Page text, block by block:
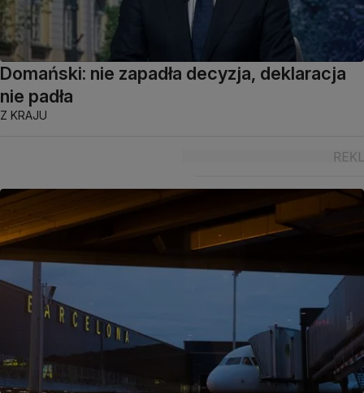
Domański: nie zapadła decyzja, deklaracja
nie padła
Z KRAJU